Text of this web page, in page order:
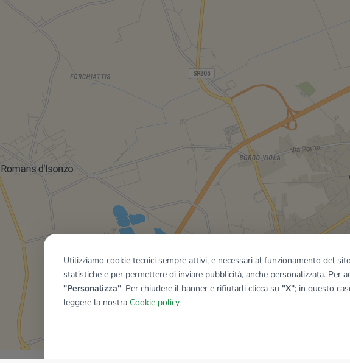
Mostra tutti gli immobili del riquadro
Utilizziamo cookie tecnici sempre attivi, e necessari al funzionamento del
statistiche e per permettere di inviare pubblicità, anche personalizzata. Per
"Personalizza". Per chiudere il banner e rifiutarli clicca su "X"; in questo
leggere la nostra Cookie policy.